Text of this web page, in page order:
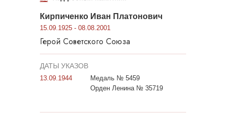
Кирпиченко Иван Платонович
15.09.1925 - 08.08.2001
Герой Советского Союза
ДАТЫ УКАЗОВ
13.09.1944
Медаль № 5459
Орден Ленина № 35719